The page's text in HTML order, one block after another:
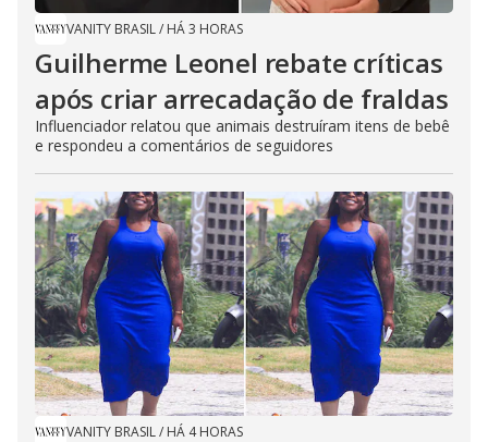
VANITY BRASIL/ HÁ 3 HORAS
Guilherme Leonel rebate críticas
após criar arrecadação de fraldas
Influenciador relatou que animais destruíram itens de bebê
e respondeu a comentários de seguidores
VANITY BRASIL/ HÁ 4 HORAS